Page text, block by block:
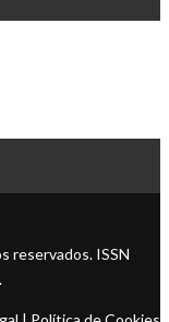
reservados. ISSN